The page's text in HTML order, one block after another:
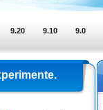
9.20 9.10 9.0